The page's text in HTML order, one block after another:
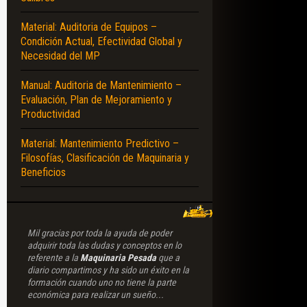
– FACTOR SALARIAL – SUELDOS – RENDIMIENTO –
Material: Auditoria de Equipos –
Condición Actual, Efectividad Global y
Necesidad del MP
Manual: Auditoria de Mantenimiento –
Evaluación, Plan de Mejoramiento y
Productividad
Material: Mantenimiento Predictivo –
Filosofías, Clasificación de Maquinaria y
Beneficios
Mil gracias por toda la ayuda de poder
adquirir toda las dudas y conceptos en lo
referente a la Maquinaria Pesadaque a
diario compartimos y ha sido un éxito en la
formación cuando uno no tiene la parte
económica para realizar un sueño...